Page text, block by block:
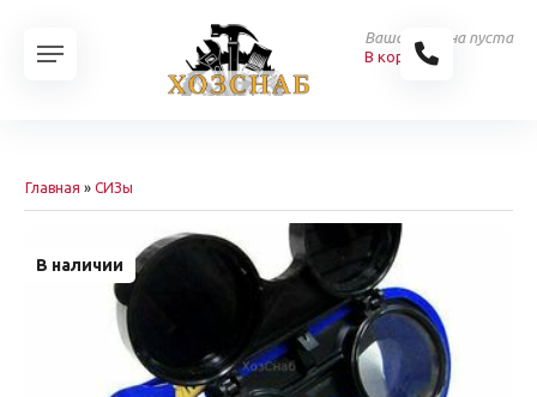
Ваша корзина пуста
В корзину
Главная » СИЗы
В наличии